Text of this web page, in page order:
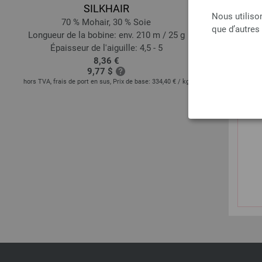
Nous
que
SILKHAIR
70 % Mohair, 30 % Soie
Longueur de la bobine: env. 210 m / 25 g
Épaisseur de l'aiguille: 4,5 - 5
8,36 €
9,77 $
hors TVA, frais de port en sus, Prix de base: 334,40 € / kg
50 % Laine
Longueur
hors TVA,